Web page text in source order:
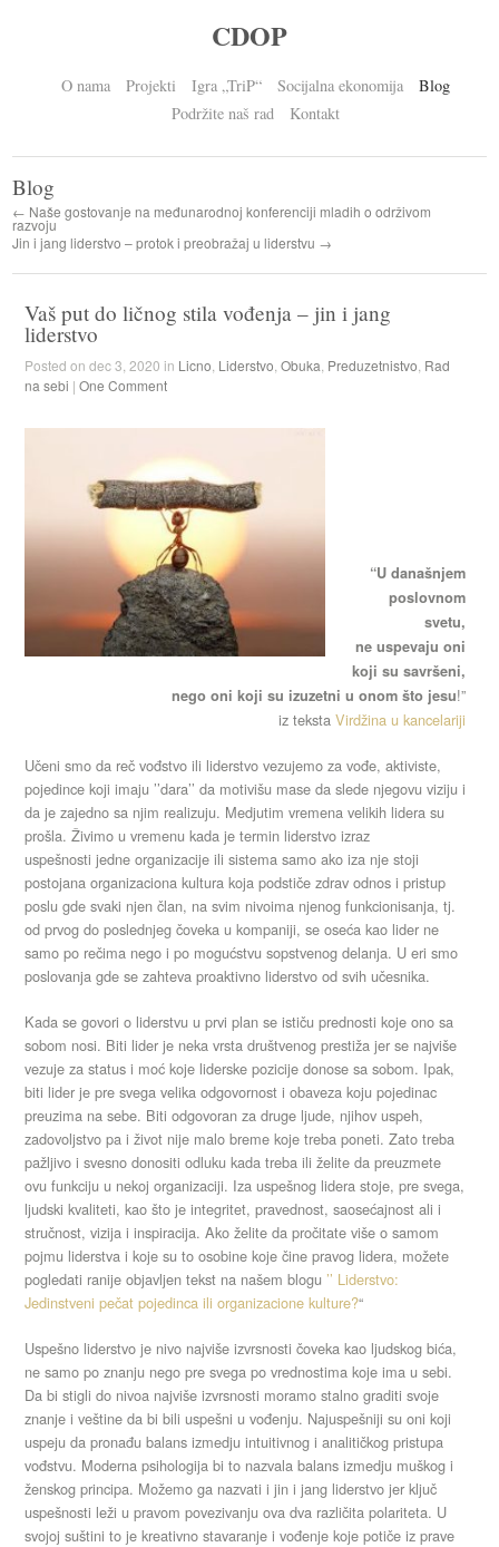
CDOP
O nama Projekti Igra „TriP“ Socijalna ekonomija
Blog
Podržite naš rad
Kontakt
Blog
← Naše gostovanje na međunarodnoj konferenciji mladih o održivom
razvoju
Jin i jang liderstvo – protok i preobražaj u liderstvu →
Vaš put do ličnog stila vođenja – jin i jang
liderstvo
Posted on dec 3, 2020 in Licno Liderstvo Obuka Preduzetnistvo Rad
na sebi | One Comment
“U današnjem
poslovnom
svetu,
ne uspevaju oni
koji su savršeni,
nego oni koji su izuzetni u onom što jesu!”
iz tekstaVirdžina u kancelariji
Učeni smo da reč vođstvo ili liderstvo vezujemo za vođe, aktiviste,
pojedince koji imaju ’’dara’’ da motivišu mase da slede njegovu viziju i
da je zajedno sa njim realizuju. Medjutim vremena velikih lidera su
prošla. Živimo u vremenu kada je termin liderstvo izraz
uspešnosti jedne organizacije ili sistema samo ako iza nje stoji
postojana organizaciona kultura koja podstiče zdrav odnos i pristup
poslu gde svaki njen član, na svim nivoima njenog funkcionisanja, tj.
od prvog do poslednjeg čoveka u kompaniji, se oseća kao lider ne
samo po rečima nego i po mogućstvu sopstvenog delanja. U eri smo
poslovanja gde se zahteva proaktivno liderstvo od svih učesnika.
Kada se govori o liderstvu u prvi plan se ističu prednosti koje ono sa
sobom nosi. Biti lider je neka vrsta društvenog prestiža jer se najviše
vezuje za status i moć koje liderske pozicije donose sa sobom. Ipak,
biti lider je pre svega velika odgovornost i obaveza koju pojedinac
preuzima na sebe. Biti odgovoran za druge ljude, njihov uspeh,
zadovoljstvo pa i život nije malo breme koje treba poneti. Zato treba
pažljivo i svesno donositi odluku kada treba ili želite da preuzmete
ovu funkciju u nekoj organizaciji. Iza uspešnog lidera stoje, pre svega,
ljudski kvaliteti, kao što je integritet, pravednost, saosećajnost ali i
stručnost, vizija i inspiracija. Ako želite da pročitate više o samom
pojmu liderstva i koje su to osobine koje čine pravog lidera, možete
pogledati ranije objavljen tekst na našem blogu ’’ Liderstvo:
Jedinstveni pečat pojedinca ili organizacione kulture?“
Uspešno liderstvo je nivo najviše izvrsnosti čoveka kao ljudskog bića,
ne samo po znanju nego pre svega po vrednostima koje ima u sebi.
Da bi stigli do nivoa najviše izvrsnosti moramo stalno graditi svoje
znanje i veštine da bi bili uspešni u vođenju. Najuspešniji su oni koji
uspeju da pronađu balans izmedju intuitivnog i analitičkog pristupa
vođstvu. Moderna psihologija bi to nazvala balans izmedju muškog i
ženskog principa. Možemo ga nazvati i jin i jang liderstvo jer ključ
uspešnosti leži u pravom povezivanju ova dva različita polariteta. U
svojoj suštini to je kreativno stavaranje i vođenje koje potiče iz prave